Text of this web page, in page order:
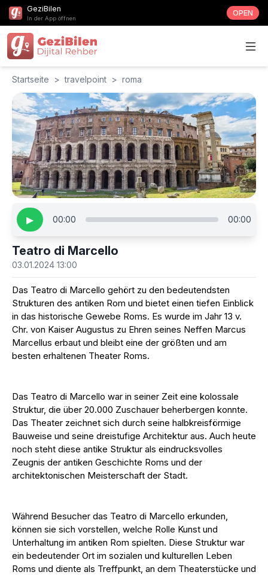
GeziBilen
In der App öffnen
OPEN
Startseite > travelpoint > roma
▶ 00:00 00:00
Teatro di Marcello
03.01.2024 13:00
Das Teatro di Marcello gehört zu den bedeutendsten
Strukturen des antiken Rom und bietet einen tiefen Einblick
in das historische Gewebe Roms. Es wurde im Jahr 13 v.
Chr. von Kaiser Augustus zu Ehren seines Neffen Marcus
Marcellus erbaut und bleibt eine der größten und am
besten erhaltenen Theater Roms.
Das Teatro di Marcello war in seiner Zeit eine kolossale
Struktur, die über 20.000 Zuschauer beherbergen konnte.
Das Theater zeichnet sich durch seine halbkreisförmige
Bauweise und seine dreistufige Architektur aus. Auch heute
noch steht diese antike Struktur als eindrucksvolles
Zeugnis der antiken Geschichte Roms und der
architektonischen Meisterschaft der Stadt.
Während Besucher das Teatro di Marcello erkunden,
können sie sich vorstellen, welche Rolle Kunst und
Unterhaltung im antiken Rom spielten. Diese Struktur war
ein bedeutender Ort im sozialen und kulturellen Leben
Roms und diente als Treffpunkt, an dem Theaterstücke und